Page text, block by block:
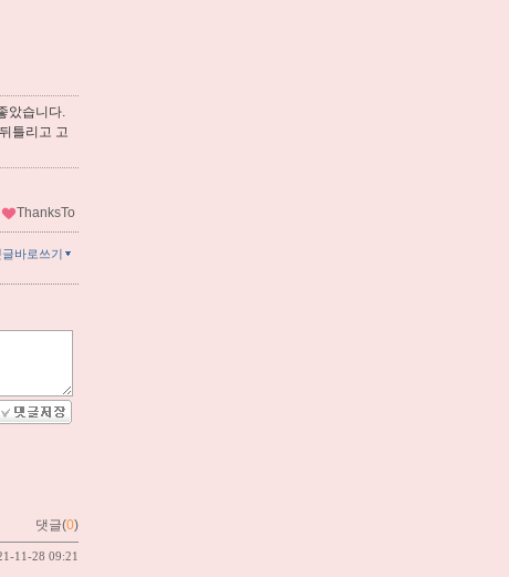
았습니다.
틀리고 고
ThanksTo
바로쓰기
댓글(0)
11-28 09:21